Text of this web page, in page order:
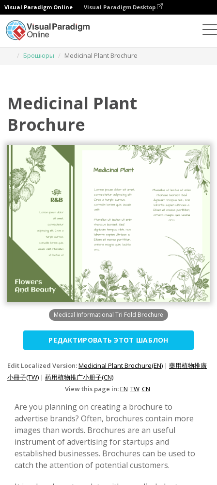
Visual Paradigm Online Visual Paradigm Desktop
Брошюры
Medicinal Plant Brochure
Medicinal Plant
Brochure
Medical Informational Tri Fold Brochure
РЕДАКТИРОВАТЬ ЭТОТ ШАБЛОН
Edit Localized Version:Medicinal Plant Brochure(EN) | 藥用植物推廣
小冊子(TW) | 药用植物推广小册子(CN)
View this page in:EN TW CN
Are you planning on creating a brochure to
advertise brands? Often, brochures contain more
images than words. Brochures are an useful
instrument of advertising for startups and
established businesses. Brochures can be used to
catch the attention of potential customers.